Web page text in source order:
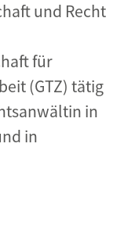
und Recht
für
(GTZ) tätig
in
in